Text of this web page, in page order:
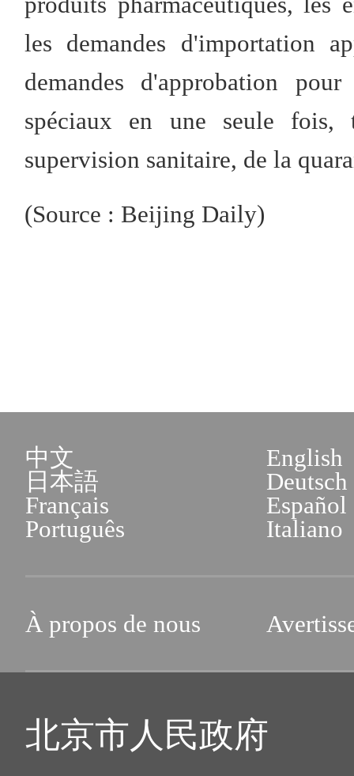
les demandes d'importation
demandes d'approbation
spéciaux en une seule
supervision sanitaire, de la
(Source : Beijing Daily)
中文
English
日本語
Deutsch
Français
Español
Português
Italiano
À propos de nous
北京市人民政府